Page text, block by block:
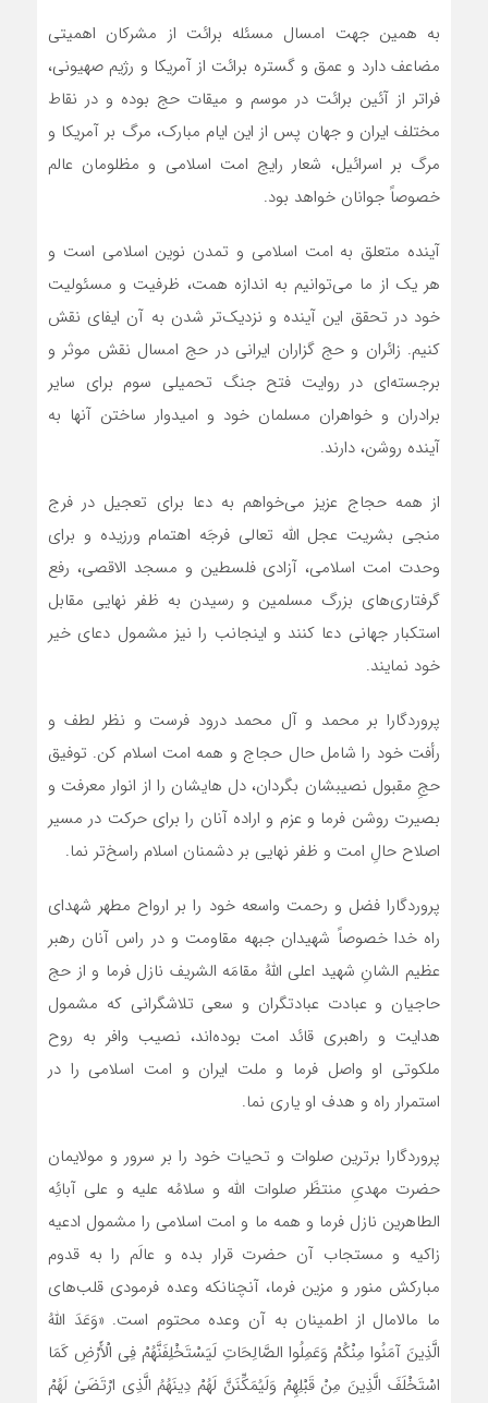
­به همین جهت امسال مسئله برائت از مشرکان اهمیتی
مضاعف دارد و عمق و گستره برائت از آمریکا و رژیم صهیونی،
فراتر از آئین برائت در موسم و میقات حج بوده و در نقاط
مختلف ایران و جهان پس از این ایام مبارک، مرگ بر آمریکا و
مرگ بر اسرائیل، شعار رایج امت اسلامی و مظلومان عالم
خصوصاً جوانان خواهد بود.
­آینده متعلق به امت اسلامی و تمدن نوین اسلامی است و
هر یک از ما می‌توانیم به اندازه همت، ظرفیت و مسئولیت
خود در تحقق این آینده و نزدیک‌تر شدن به آن ایفای نقش
کنیم. زائران و حج گزاران ایرانی در حج امسال نقش موثر و
برجسته‌ای در روایت فتح جنگ تحمیلی سوم برای سایر
برادران و خواهران مسلمان خود و امیدوار ساختن آنها به
آینده روشن، دارند.
­از همه حجاج عزیز می‌خواهم به دعا برای تعجیل در فرج
منجی بشریت عجل الله تعالی فرجَه اهتمام ورزیده و برای
وحدت امت اسلامی، آزادی فلسطین و مسجد الاقصی، رفع
گرفتاری‌های بزرگ مسلمین و رسیدن به ظفر نهایی مقابل
استکبار جهانی دعا کنند و اینجانب را نیز مشمول دعای خیر
خود نمایند.
­پروردگارا بر محمد و آل محمد درود فرست و نظر لطف و
رأفت خود را شامل حال حجاج و همه امت اسلام کن. توفیق
حجِ مقبول نصیبشان بگردان، دل هایشان را از انوار معرفت و
بصیرت روشن فرما و عزم و اراده آنان را برای حرکت در مسیر
اصلاح حالِ امت و ظفر نهایی بر دشمنان اسلام راسخ‌تر نما.
­پروردگارا فضل و رحمت واسعه خود را بر ارواح مطهر شهدای
راه خدا خصوصاً شهیدان جبهه مقاومت و در راس آنان رهبر
عظیم الشانِ شهید اعلی اللهُ مقامَه الشریف نازل فرما و از حج
حاجیان و عبادت عبادتگران و سعی تلاشگرانی که مشمول
هدایت و راهبری قائد امت بوده‌اند، نصیب وافر به روح
ملکوتی او واصل فرما و ملت ایران و امت اسلامی را در
استمرار راه و هدف او یاری نما.
­پروردگارا برترین صلوات و تحیات خود را بر سرور و مولایمان
حضرت مهدیِ منتظَر صلوات الله و سلامُه علیه و علی آبائِه
الطاهرین نازل فرما و همه ما و امت اسلامی را مشمول ادعیه
زاکیه و مستجاب آن حضرت قرار بده و عالَم را به قدوم
مبارکش منور و مزین فرما، آنچنانکه وعده فرمودی ­قلب‌های
ما مالامال از اطمینان به آن وعده محتوم است. «­وَعَدَ اللَّهُ
الَّذِینَ آمَنُوا مِنْکُمْ وَعَمِلُوا الصَّالِحَاتِ لَیَسْتَخْلِفَنَّهُمْ فِی الْأَرْضِ کَمَا
اسْتَخْلَفَ الَّذِینَ مِنْ قَبْلِهِمْ وَلَیُمَکِّنَنَّ لَهُمْ دِینَهُمُ الَّذِی ارْتَضَیٰ­ لَهُمْ